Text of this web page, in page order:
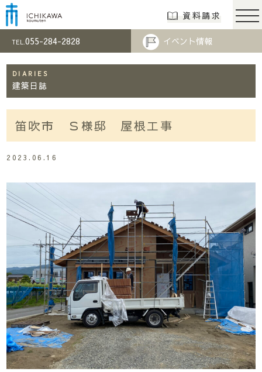
市川工務店 | らしさ
資料請求
TEL.055-284-2828 イベント情報
DIARIES
建築日誌
笛吹市 Ｓ様邸 屋根工事
2023.06.16